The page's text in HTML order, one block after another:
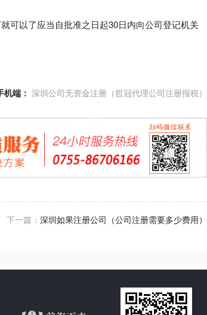
可以了应当自批准之日起30日内向公司登记机关
机端： 深圳公司无资金注册（哲冠代理公司注册报税）
下一篇： 深圳如果注册公司（公司注册需要多少费用）